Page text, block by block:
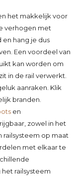
het makkelijk voor
verhogen met
en hang je dus
Een voordeel van
kan worden om
in de rail verwerkt.
aanraken. Klik
branden.
en
zowel in het
railsysteem op maat
met elkaar te
railsysteem